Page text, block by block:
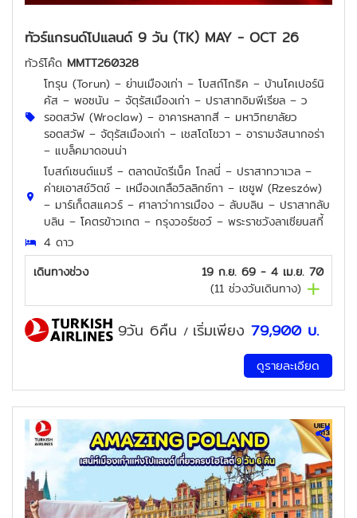
ทัวร์แกรนด์โปแลนด์ 9 วัน (TK) MAY - OCT 26
ทัวร์โค๊ด MMTT260328
โทรุน (Torun) – ย่านเมืองเก่า – โบสถ์โกธิค – บ้านโคเปอร์นิ
คัส – พอซนัน – จัตุรัสเมืองเก่า – ปราสาทอิมพีเรียล – ว
รอตสวัฟ (Wroclaw) – อาคารหลากสี – มหาวิทยาลัยว
รอตสวัฟ – จัตุรัสเมืองเก่า – เชสโตโชวา – อารามจัสนากอร่า
– แบล็คมาดอนน่า
โบสถ์เซนต์แมรี – ตลาดนัดรีเน็ค โกลนี่ – ปราสาทวาเวล –
ค่ายเอาสช์วิตช์ – เหมืองเกลือวิลลิกซ์กา – เชชูฟ (Rzeszów)
– มาร์เก็ตสแควร์ – ศาลาว่าการเมือง – ลับบลิน – ปราสาทลับ
บลิน – โคตรข้าวเกต – กรุงวอร์ซอว์ – พระราชวังลาเซียนสกี้
4 ดาว
เดินทางช่วง
19 ก.ย. 69 - 4 เม.ย. 70
(11 ช่วงวันเดินทาง)
9วัน 6คืน / เริ่มเพียง 79,900 บ.
ดูรายละเอียด